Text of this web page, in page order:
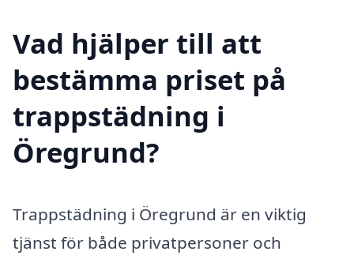
Vad hjälper till att
bestämma priset på
trappstädning i
Öregrund?
Trappstädning i Öregrund är en viktig
tjänst för både privatpersoner och